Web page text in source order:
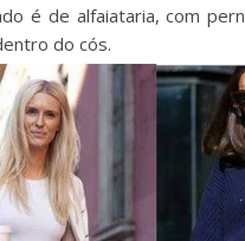
é de alfaiataria, com
do cós.